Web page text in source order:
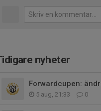
nyheter
Forwardcupen:
5 aug, 21:33 0